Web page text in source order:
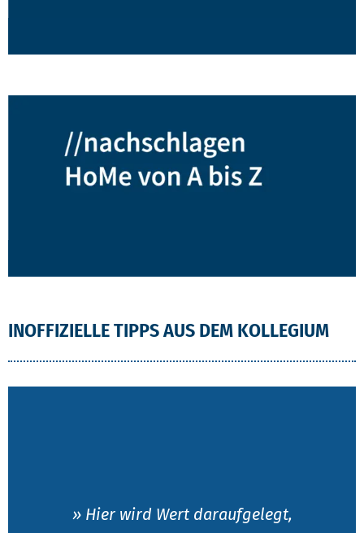
INOFFIZIELLE TIPPS AUS DEM KOLLEGIUM
» Hier wird Wert daraufgelegt,